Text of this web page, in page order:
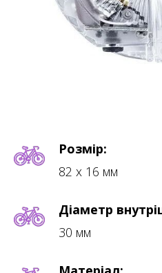
Розмір:
82 х 16 мм
Діаметр
30 мм